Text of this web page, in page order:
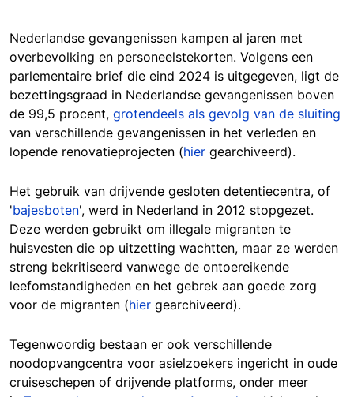
Nederlandse gevangenissen kampen al jaren met
overbevolking en personeelstekorten. Volgens een
parlementaire brief die eind 2024 is uitgegeven, ligt de
bezettingsgraad in Nederlandse gevangenissen boven
de 99,5 procent, grotendeels als gevolg van de sluiting
van verschillende gevangenissen in het verleden en
lopende renovatieprojecten (hier gearchiveerd).
Het gebruik van drijvende gesloten detentiecentra, of
'bajesboten', werd in Nederland in 2012 stopgezet.
Deze werden gebruikt om illegale migranten te
huisvesten die op uitzetting wachtten, maar ze werden
streng bekritiseerd vanwege de ontoereikende
leefomstandigheden en het gebrek aan goede zorg
voor de migranten (hier gearchiveerd).
Tegenwoordig bestaan er ook verschillende
noodopvangcentra voor asielzoekers ingericht in oude
cruiseschepen of drijvende platforms, onder meer